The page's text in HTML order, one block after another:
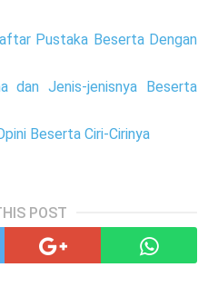
Pustaka Beserta Dengan
dan Jenis-jenisnya Beserta
Beserta Ciri-Cirinya
POST